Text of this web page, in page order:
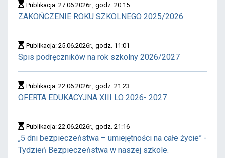
Publikacja: 27.06.2026r., godz. 20:15
ZAKOŃCZENIE ROKU SZKOLNEGO 2025/2026
Publikacja: 25.06.2026r., godz. 11:01
Spis podręczników na rok szkolny 2026/2027
Publikacja: 22.06.2026r., godz. 21:23
OFERTA EDUKACYJNA XIII LO 2026- 2027
Publikacja: 22.06.2026r., godz. 21:16
„5 dni bezpieczeństwa – umiejętności na całe życie” -
Tydzień Bezpieczeństwa w naszej szkole.